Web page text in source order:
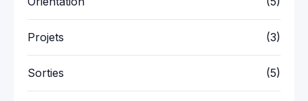
Projets (3)
Sorties (5)